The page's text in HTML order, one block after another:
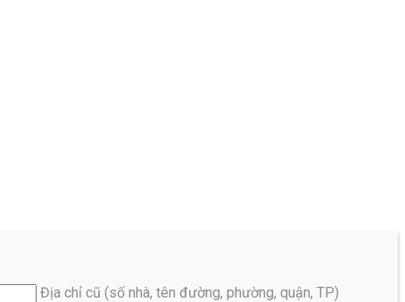
Địa chỉ cũ (số nhà, tên đường, phường, quận, TP)